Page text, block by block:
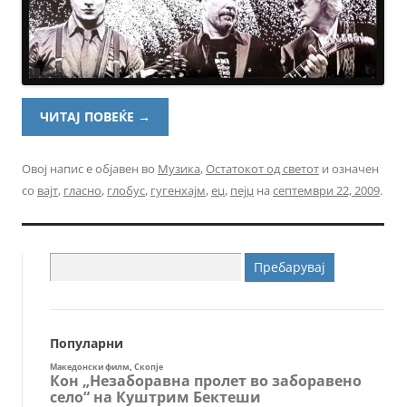
ЧИТАЈ ПОВЕЌЕ →
Овој напис е објавен во Музика,Остатокот од светот и означен
со вајт, гласно, глобус, гугенхајм,еџ, пејџ на септември 22, 2009.
за:
Популарни